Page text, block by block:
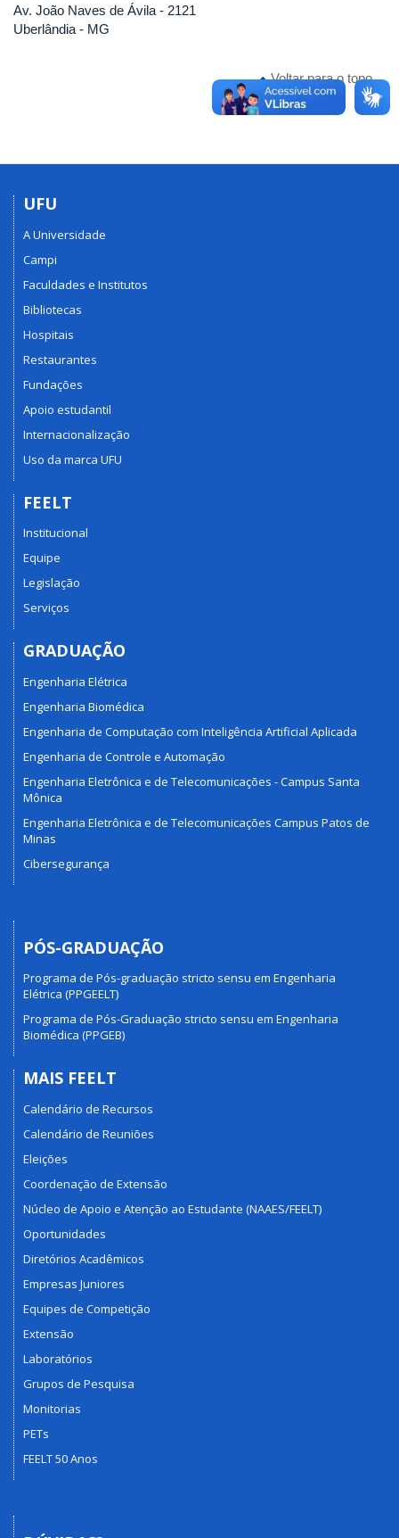
Av. João Naves de Ávila - 2121
Uberlândia - MG
Voltar para o topo
UFU
A Universidade
Campi
Faculdades e Institutos
Bibliotecas
Hospitais
Restaurantes
Fundações
Apoio estudantil
Internacionalização
Uso da marca UFU
FEELT
Institucional
Equipe
Legislação
Serviços
GRADUAÇÃO
Engenharia Elétrica
Engenharia Biomédica
Engenharia de Computação com Inteligência Artificial Aplicada
Engenharia de Controle e Automação
Engenharia Eletrônica e de Telecomunicações - Campus Santa
Mônica
Engenharia Eletrônica e de Telecomunicações Campus Patos de
Minas
Cibersegurança
PÓS-GRADUAÇÃO
Programa de Pós-graduação stricto sensu em Engenharia
Elétrica (PPGEELT)
Programa de Pós-Graduação stricto sensu em Engenharia
Biomédica (PPGEB)
MAIS FEELT
Calendário de Recursos
Calendário de Reuniões
Eleições
Coordenação de Extensão
Núcleo de Apoio e Atenção ao Estudante (NAAES/FEELT)
Oportunidades
Diretórios Acadêmicos
Empresas Juniores
Equipes de Competição
Extensão
Laboratórios
Grupos de Pesquisa
Monitorias
PETs
FEELT 50 Anos